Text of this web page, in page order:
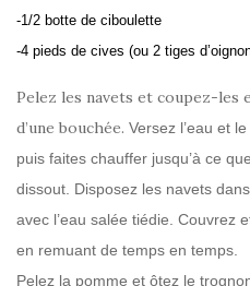
-1/2 botte de ciboulette
-4 pieds de cives (ou 2 tiges
Pelez les navets et coupez-les
d’une bouchée. Versez l’eau et
puis faites chauffer jusqu’à ce
dissout. Disposez les navets
avec l’eau salée tiédie. Couvrez
en remuant de temps en temps.
Pelez la pomme et ôtez le